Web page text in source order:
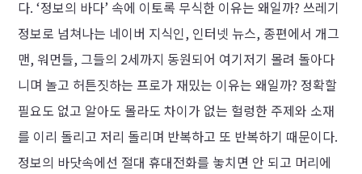
다. ‘정보의 바다’ 속에 이토록 무식한 이유는 왜일까? 쓰레기
정보로 넘쳐나는 네이버 지식인, 인터넷 뉴스, 종편에서 개그
맨, 워먼들, 그들의 2세까지 동원되어 여기저기 몰려 돌아다
니며 놀고 허튼짓하는 프로가 재밌는 이유는 왜일까? 정확할
필요도 없고 알아도 몰라도 차이가 없는 헐렁한 주제와 소재
를 이리 돌리고 저리 돌리며 반복하고 또 반복하기 때문이다.
정보의 바닷속에선 절대 휴대전화를 놓치면 안 되고 머리에